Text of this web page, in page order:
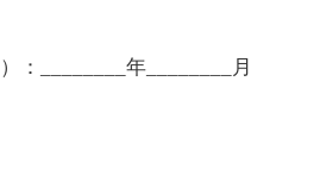
：________年________月